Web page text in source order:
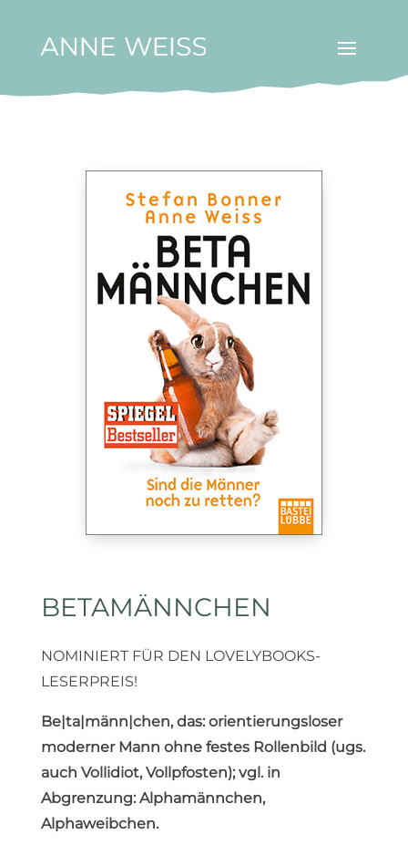
BETAMÄNNCHEN
NOMINIERT FÜR DEN LOVELYBOOKS-
LESERPREIS!
Be|ta|männ|chen, das: orientierungsloser
moderner Mann ohne festes Rollenbild (ugs.
auch Vollidiot, Vollpfosten); vgl. in
Abgrenzung: Alphamännchen,
Alphaweibchen.